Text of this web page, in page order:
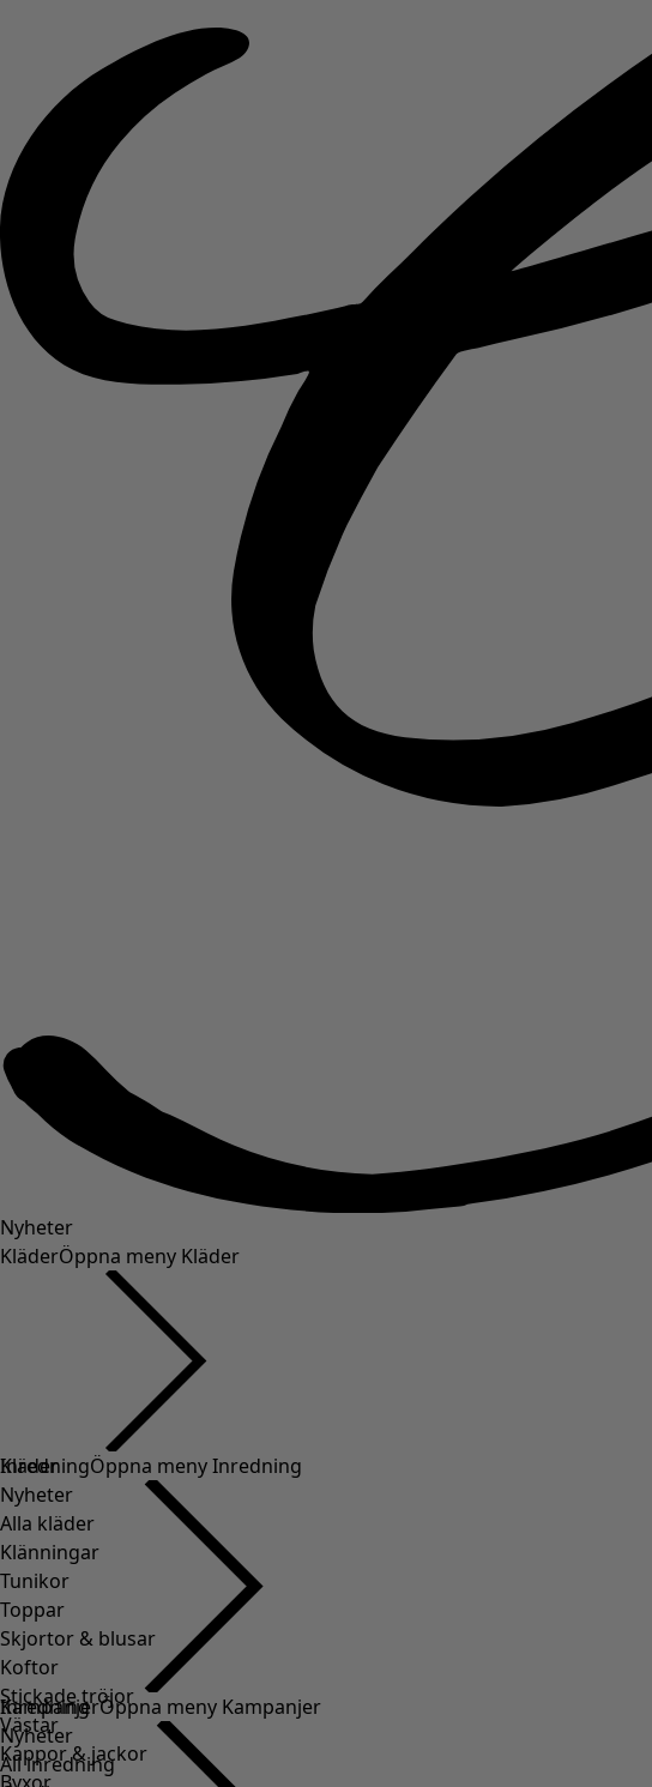
Nyheter
KläderÖppna meny Kläder
Kläder
Nyheter
Alla kläder
Klänningar
Tunikor
Toppar
Skjortor & blusar
Koftor
Stickade tröjor
Västar
Kappor & jackor
InredningÖppna meny Inredning
Inredning
Nyheter
All inredning
KampanjerÖppna meny Kampanjer